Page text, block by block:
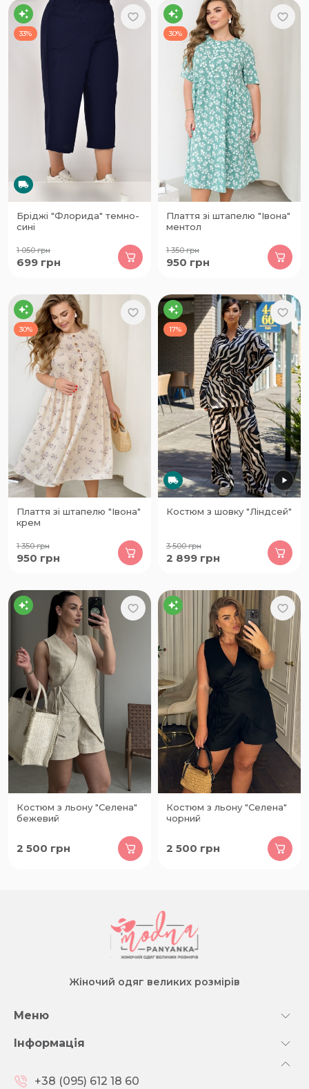
33%
Бріджі "Флорида" темно-
сині
1 050грн
699 грн
30%
Плаття зі штапелю "Івона"
ментол
1 350грн
950 грн
30%
Плаття зі штапелю "Івона"
крем
1 350грн
950 грн
17%
Костюм з шовку "Ліндсей"
3 500грн
2 899 грн
Костюм з льону "Селена"
бежевий
2 500 грн
Костюм з льону "Селена"
чорний
2 500 грн
Жіночий одяг великих розмірів
Меню
Інформація
+38 (095) 612 18 60